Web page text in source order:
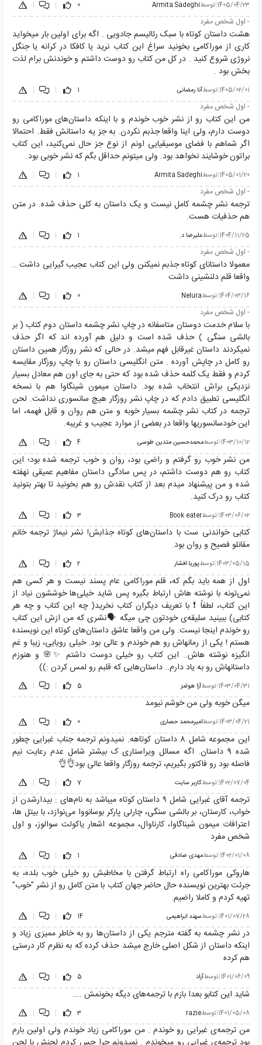
1405/04/23
|توسطArmita Sadeghi
0
|
|
- اول شخص مفرد
هشت داستان کوتاه با سبک رئالیسم جادویی . اگه برای اولین بار میخواید
کاری از موراکامی بخونید سراغ این کتاب نرید یا کافکا در کرانه یا جنگل
نروژی شروع کنید . در کل من کتاب رو دوست داشتم و خوندنش برام لذت
بخش بود .
1405/02/01
|توسطآنا رمضانی 1
|
|
- اول شخص مفرد
من این کتاب رو از نشر خوب خوندم و با اینکه داستان‌های موراکامی رو
دوست دارم، ولی اینا واقعا جذبم نکردن. به جز یه داستانش فقط. احتمالا
اگر شماهم با فضای موسیقیایی اونم از نوع جز حال نمی‌کنید، این کتاب
براتون خوشایند نخواهد بود. ولی میتونم حداقل بگم که نشر خوبی بود.
1405/01/20
|توسطArmita Sadeghi
1
|
|
- اول شخص مفرد
ترجمه نشر چشمه کامل نیست و یک داستان به کلی حذف شده. در متن
هم حذفیات هست.
1404/11/25
|توسطعلیرضا د. 1
|
|
- اول شخص مفرد
معمولا داستانای کوتاه جذبم نمیکنن ولی این کتاب عجیب گیرایی داشت ..
واقعا قلم دلنشینی داشت
1404/03/16
|توسطNelura
0
|
|
- اول شخص مفرد
با سلام خدمت دوستان متاسفانه در چاپ نشر چشمه داستان دوم کتاب ( بر
بالشی سنگی ) حذف شده است و دلیل هم آورده اند که اگر حذف
نمیکردند داستان غیرقابل فهم میشد. در حالی که نشر روزگار همین داستان
رو کامل در چاپش آورده . متن انگلیسی داستان رو با چاپ روزگار مقایسه
کردم و فقط یک کلمه حذف شده بود که حتی به جای اون هم معادل بسیار
نزدیکی براش انتخاب شده بود. داستان میمون شینگاوا هم با نسخه
انگلیسی تطبیق دادم که در چاپ نشر روزگار هیچ سانسوری نداشت. لحن
ترجمه در کتاب نشر چشمه بسیار خوبه و متن هم روان و قابل فهمه، اما
این خودسانسوریها واقعا در بعضی از موارد عجیب و غریبه.
1403/10/12
|توسطمحمدحسین متدین طوسی 4
|
|
من نشر خوب رو گرفتم و راضی بود، روان و خوب ترجمه شده بود؛ این
کتاب رو هم دوست داشتم، در پس سادگی داستان مفاهیم عمیقی نهفته
شده و من پیشنهاد میدم بعد از کتاب نقدش رو هم بخونید تا بهتر بتونید
کتاب رو درک کنید.
1403/06/02
|توسطBook eater
3
|
|
کتابی خواندنی ست با داستان‌های کوتاه جذابش! نشر نیماژ ترجمه خانم
مقانلو فصیح و روان بود.
1403/05/15
|توسطپوریا افشار 2
|
|
اول از همه باید بگم که، قلم موراکامی عام پسند نیست و هر کسی هم
نمی‌تونه با نوشته هاش ارتباط بگیره پس شاید خیلی‌ها خوششون نیاد از
این کتاب، لطفاً ❗ با تعریف دیگران کتاب نخرید( چه این کتاب و چه هر
کتابی) ببینید سلیقه‌ی خودتون چی میگه 🗣️نشری که من ازش این کتاب
رو خوندم اینجا نیست. ولی من واقعا عاشق داستان‌های کوتاه این نویسنده
هستم ! یکی از رمانهاش رو هم خوندم و عالی بود. خیلی رویایی، زیبا و غم
انگیزه نوشته هاش.. این کتاب رو خیلی دوست داشتم ✨🌸 و هنوزم
داستانهاش رو به یاد دارم.. داستان‌هایی که قلبم رو لمس کردن :))
1403/04/31
|توسطآزا هولمز 5
|
|
میگن خوبه ولی من خوشم نیومد
1403/04/21
|توسطامیرمحمد حصاری 0
|
|
این مجموعه شامل 8 داستان کوتاهه. نمیدونم ترجمه جناب غبرایی چطور
شده 9 داستان. اگه مسائل ویراستاری ک بیشتر شامل عدم رعایت نیم
فاصله بود رو فاکتور بگیریم، ترجمه روزگار واقعا عالی بود👌👌
1402/07/04
|توسطکاربر سایت 7
|
|
ترجمه آقای غبرایی شامل ۹ داستان کوتاه میباشد به نام‌های : بیدارشدن از
خواب، کارستان، بر بالشی سنگی، چارلی پارکر بوسانووا می‌نوازد، با بیتل ها،
اعترافات میمون شیناگاوا، کارناوال، مجموعه اشعار یاکولت سوالوز، و اول
شخص مفرد
1402/01/08
|توسطمهدی صادقی 1
|
|
هاروکی موراکامی راه ارتباط گرفتن با مخاطبش رو خیلی خوب بلده، به
جرئت بهترین نویسنده حال حاضر جهان کتاب با متن کامل رو از نشر "خوب"
تهیه کردم و کاملا راضیم.
1401/07/28
|توسطسهند ابراهیمی 14
|
|
در نشر چشمه به گفته مترجم یکی از داستان‌ها رو به خاطر ممیزی زیاد و
اینکه داستان از شکل اصلی خارج میشد حذف کرده که به نظرم کار درستی
هم کرده
1401/06/09
|توسطآراد 5
|
|
شاید این کتابو بعدا بازم با ترجمه‌های دیگه بخونمش ....
1401/05/08
|توسطrazie
3
|
|
من ترجمه‌ی غبرایی رو خوندم . من موراکامی زیاد خوندم ولی اولین بارم